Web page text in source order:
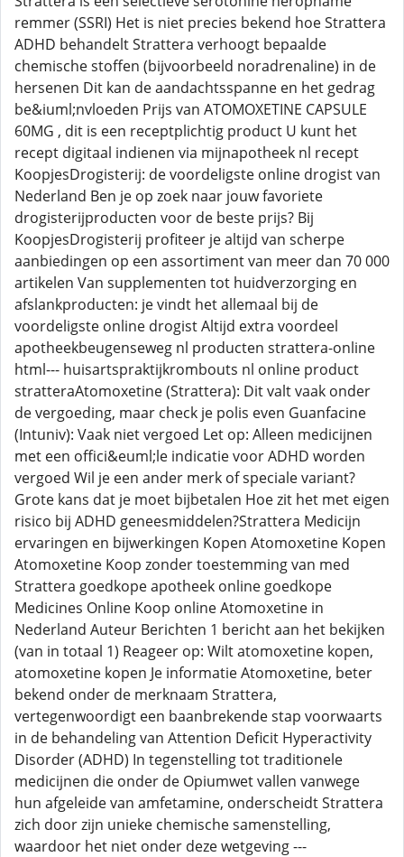
remmer (SSRI) Het is niet precies bekend hoe Strattera
ADHD behandelt Strattera verhoogt bepaalde
chemische stoffen (bijvoorbeeld noradrenaline) in de
hersenen Dit kan de aandachtsspanne en het gedrag
be&iuml;nvloeden Prijs van ATOMOXETINE CAPSULE
60MG , dit is een receptplichtig product U kunt het
recept digitaal indienen via mijnapotheek nl recept
KoopjesDrogisterij: de voordeligste online drogist van
Nederland Ben je op zoek naar jouw favoriete
drogisterijproducten voor de beste prijs? Bij
KoopjesDrogisterij profiteer je altijd van scherpe
aanbiedingen op een assortiment van meer dan 70 000
artikelen Van supplementen tot huidverzorging en
afslankproducten: je vindt het allemaal bij de
voordeligste online drogist Altijd extra voordeel
apotheekbeugenseweg nl producten strattera-online
html--- huisartspraktijkrombouts nl online product
stratteraAtomoxetine (Strattera): Dit valt vaak onder
de vergoeding, maar check je polis even Guanfacine
(Intuniv): Vaak niet vergoed Let op: Alleen medicijnen
met een offici&euml;le indicatie voor ADHD worden
vergoed Wil je een ander merk of speciale variant?
Grote kans dat je moet bijbetalen Hoe zit het met eigen
risico bij ADHD geneesmiddelen?Strattera Medicijn
ervaringen en bijwerkingen Kopen Atomoxetine Kopen
Atomoxetine Koop zonder toestemming van med
Strattera goedkope apotheek online goedkope
Medicines Online Koop online Atomoxetine in
Nederland Auteur Berichten 1 bericht aan het bekijken
(van in totaal 1) Reageer op: Wilt atomoxetine kopen,
atomoxetine kopen Je informatie Atomoxetine, beter
bekend onder de merknaam Strattera,
vertegenwoordigt een baanbrekende stap voorwaarts
in de behandeling van Attention Deficit Hyperactivity
Disorder (ADHD) In tegenstelling tot traditionele
medicijnen die onder de Opiumwet vallen vanwege
hun afgeleide van amfetamine, onderscheidt Strattera
zich door zijn unieke chemische samenstelling,
waardoor het niet onder deze wetgeving ---